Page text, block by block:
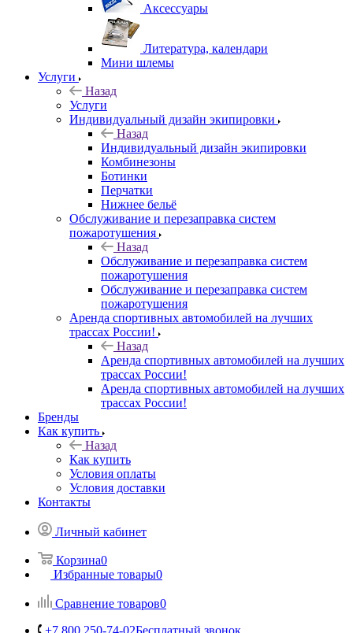
Аксессуары
Литература, календари
Мини шлемы
Услуги
Назад
Услуги
Индивидуальный дизайн экипировки
Назад
Индивидуальный дизайн экипировки
Комбинезоны
Ботинки
Перчатки
Нижнее бельё
Обслуживание и перезаправка систем
пожаротушения
Назад
Обслуживание и перезаправка систем
пожаротушения
Обслуживание и перезаправка систем
пожаротушения
Аренда спортивных автомобилей на лучших
трассах России!
Назад
Аренда спортивных автомобилей на лучших
трассах России!
Аренда спортивных автомобилей на лучших
трассах России!
Бренды
Как купить
Назад
Как купить
Условия оплаты
Условия доставки
Контакты
Личный кабинет
Корзина0
Избранные товары0
Сравнение товаров0
+7 800 250-74-02Бесплатный звонок